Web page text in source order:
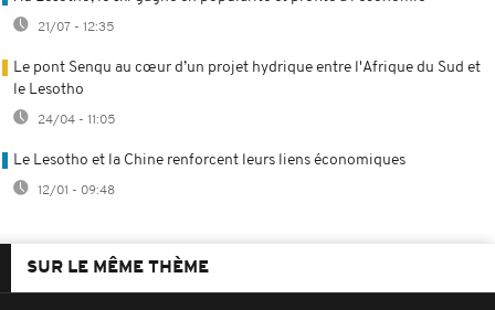
21/07 - 12:35
Le pont Senqu au cœur d’un projet hydrique entre l'Afrique du Sud et
le Lesotho
24/04 - 11:05
Le Lesotho et la Chine renforcent leurs liens économiques
12/01 - 09:48
SUR LE MÊME THÈME